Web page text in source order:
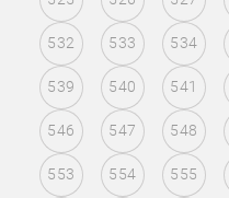
532 533 534
539 540 541
546 547 548
553 554 555